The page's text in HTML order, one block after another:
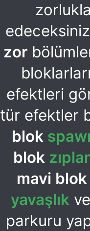
zor
efektleri
tür efektler
blok
blok
mavi blok
yavaşlık
parkuru